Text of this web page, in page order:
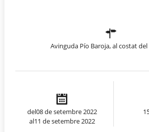
Avinguda Pío Baroja, al costat
del08 de setembre 2022
al11 de setembre 2022